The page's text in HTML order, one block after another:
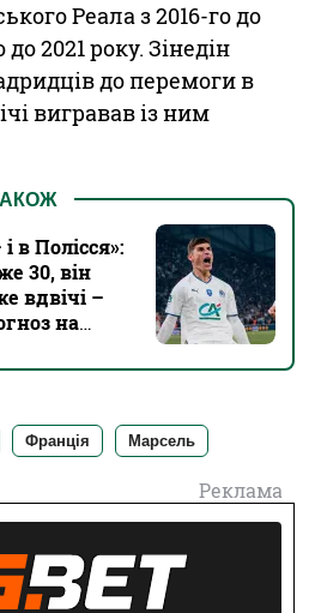
Реала з 2016-го до
до 2021 року. Зінедін
до перемоги в
вигравав із ним
в Полісся»:
30, він
вдвічі –
на
Франція Марсель
Реклама